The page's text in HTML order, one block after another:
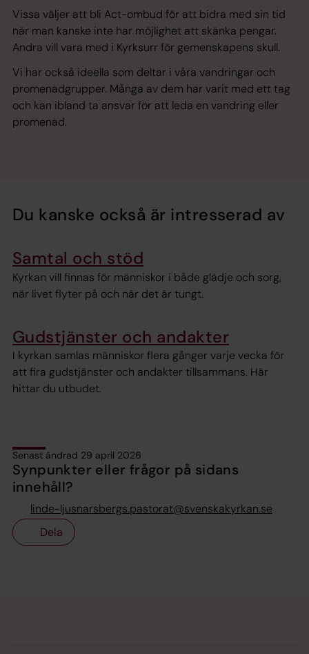
Vissa väljer att bli Act-ombud för att bidra med sin tid
när man kanske inte har möjlighet att skänka pengar.
Andra vill vara med i Kyrksurr för gemenskapens skull.
Vi har också ideella som deltar i våra vandringar och
promenadgrupper. Många av dem har varit med ett tag
och kan ibland ta ansvar för att leda en vandring eller
promenad.
Du kanske också är intresserad av
Samtal och stöd
Kyrkan vill finnas för människor i både glädje och sorg,
när livet flyter på och när det är tungt.
Gudstjänster och andakter
I kyrkan samlas människor flera gånger varje vecka för
att fira gudstjänster och andakter tillsammans. Här
hittar du utbudet.
Senast ändrad 29 april 2026
Synpunkter eller frågor på sidans
innehåll?
linde-ljusnarsbergs.pastorat@svenskakyrkan.se
Dela